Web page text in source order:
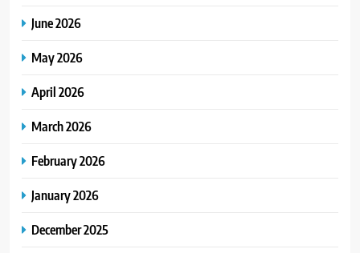
June 2026
May 2026
April 2026
March 2026
February 2026
January 2026
December 2025